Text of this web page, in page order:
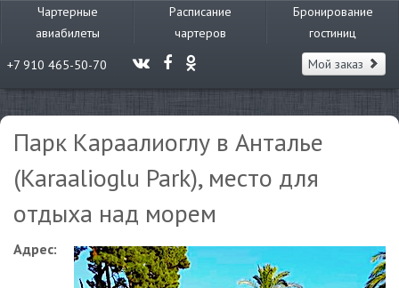
Чартерные
авиабилеты
Расписание
чартеров
Бронирование
гостиниц
+7 910 465-50-70
Мой заказ
Парк Караалиоглу в Анталье
(Karaalioglu Park), место для
отдыха над морем
Адрес: